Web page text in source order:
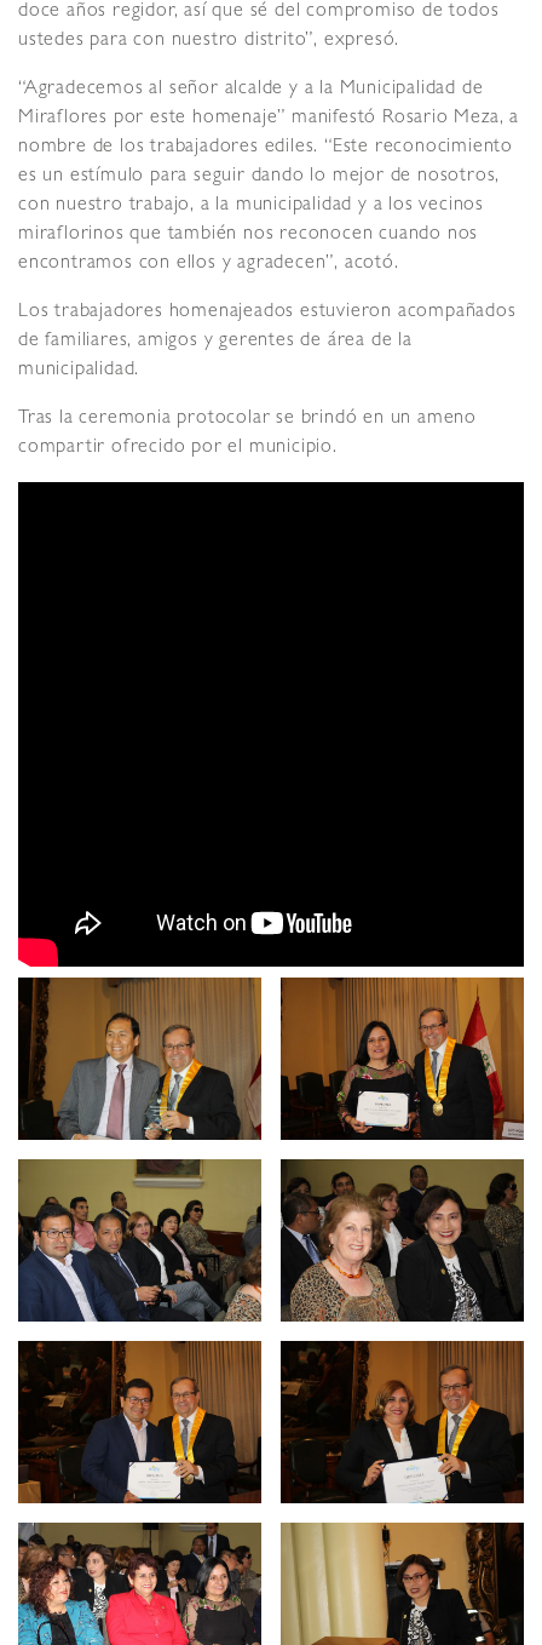
doce años regidor, así que sé del compromiso de todos
ustedes para con nuestro distrito”, expresó.
“Agradecemos al señor alcalde y a la Municipalidad de
Miraflores por este homenaje” manifestó Rosario Meza, a
nombre de los trabajadores ediles. “Este reconocimiento
es un estímulo para seguir dando lo mejor de nosotros,
con nuestro trabajo, a la municipalidad y a los vecinos
miraflorinos que también nos reconocen cuando nos
encontramos con ellos y agradecen”, acotó.
Los trabajadores homenajeados estuvieron acompañados
de familiares, amigos y gerentes de área de la
municipalidad.
Tras la ceremonia protocolar se brindó en un ameno
compartir ofrecido por el municipio.